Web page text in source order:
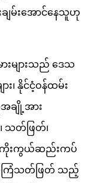
ချမ်းအောင်နေသူဟု
ားများသည် ဒေသ
၊ နိုင်ငံ့ဝန်ထမ်း
အချို့အား
၊ သတ်ဖြတ်၊
ကိုးကွယ်ဆည်းကပ်
ပ်ကြံသတ်ဖြတ် သည့်